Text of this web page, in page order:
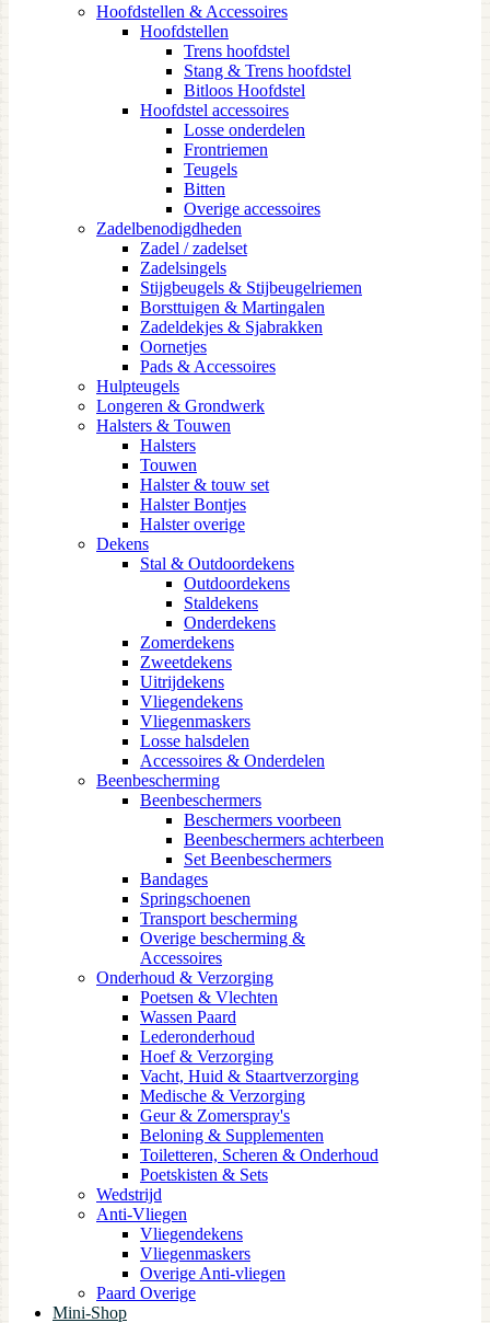
Hoofdstellen & Accessoires
Hoofdstellen
Trens hoofdstel
Stang & Trens hoofdstel
Bitloos Hoofdstel
Hoofdstel accessoires
Losse onderdelen
Frontriemen
Teugels
Bitten
Overige accessoires
Zadelbenodigdheden
Zadel / zadelset
Zadelsingels
Stijgbeugels & Stijbeugelriemen
Borsttuigen & Martingalen
Zadeldekjes & Sjabrakken
Oornetjes
Pads & Accessoires
Hulpteugels
Longeren & Grondwerk
Halsters & Touwen
Halsters
Touwen
Halster & touw set
Halster Bontjes
Halster overige
Dekens
Stal & Outdoordekens
Outdoordekens
Staldekens
Onderdekens
Zomerdekens
Zweetdekens
Uitrijdekens
Vliegendekens
Vliegenmaskers
Losse halsdelen
Accessoires & Onderdelen
Beenbescherming
Beenbeschermers
Beschermers voorbeen
Beenbeschermers achterbeen
Set Beenbeschermers
Bandages
Springschoenen
Transport bescherming
Overige bescherming &
Accessoires
Onderhoud & Verzorging
Poetsen & Vlechten
Wassen Paard
Lederonderhoud
Hoef & Verzorging
Vacht, Huid & Staartverzorging
Medische & Verzorging
Geur & Zomerspray's
Beloning & Supplementen
Toiletteren, Scheren & Onderhoud
Poetskisten & Sets
Wedstrijd
Anti-Vliegen
Vliegendekens
Vliegenmaskers
Overige Anti-vliegen
Paard Overige
Mini-Shop